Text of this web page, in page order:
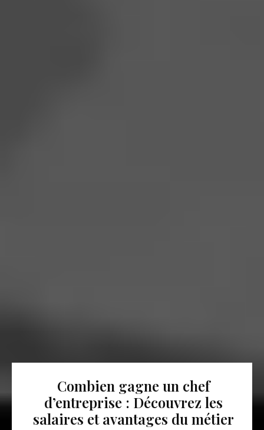
Combien gagne un chef
d’entreprise : Découvrez les
salaires et avantages du métier